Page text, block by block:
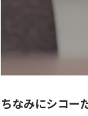
ちなみにシコー